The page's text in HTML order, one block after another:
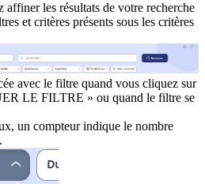
affiner les résultats de votre recherche
et critères présents sous les critères
avec le filtre quand vous cliquez sur
LE FILTRE » ou quand le filtre se
un compteur indique le nombre